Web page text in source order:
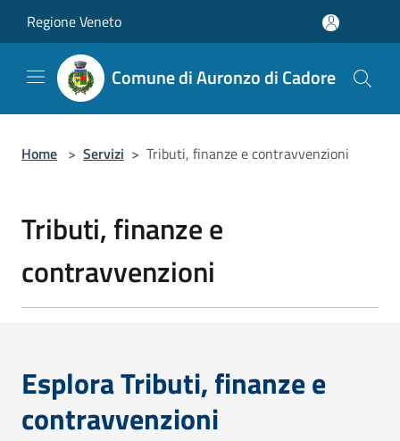
Regione Veneto
Comune di Auronzo di Cadore
Home > Servizi > Tributi, finanze e contravvenzioni
Tributi, finanze e
contravvenzioni
Esplora Tributi, finanze e
contravvenzioni